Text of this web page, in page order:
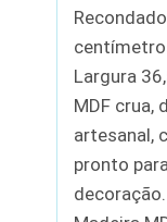
Largura
MDF crua,
artesanal,
pronto